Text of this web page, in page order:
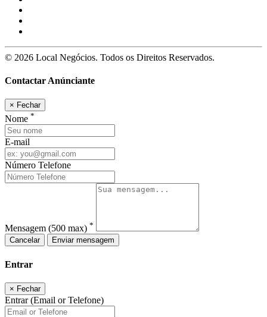
© 2026 Local Negócios. Todos os Direitos Reservados.
Contactar Anúnciante
× Fechar
Nome *
E-mail
Número Telefone
Mensagem (500 max) *
Cancelar
Enviar mensagem
Entrar
× Fechar
Entrar (Email or Telefone)